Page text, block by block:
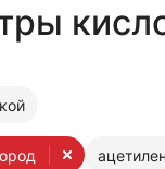
ацетилен